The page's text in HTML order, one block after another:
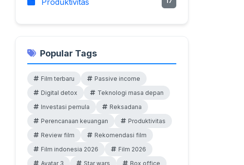
Produktivitas
Popular Tags
Film terbaru
Passive income
Digital detox
Teknologi masa depan
Investasi pemula
Reksadana
Perencanaan keuangan
Produktivitas
Review film
Rekomendasi film
Film indonesia 2026
Film 2026
Avatar 3
Star wars
Box office